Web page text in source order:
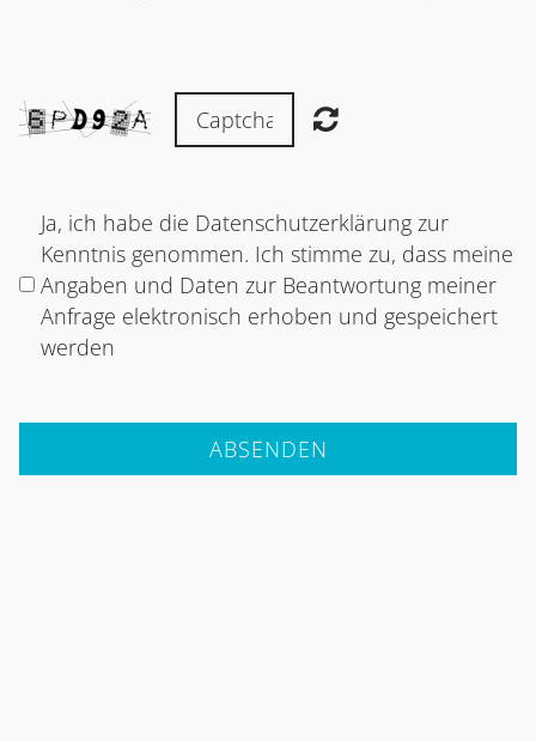
Ja, ich habe die Datenschutzerklärung zur
Kenntnis genommen. Ich stimme zu, dass meine
Angaben und Daten zur Beantwortung meiner
Anfrage elektronisch erhoben und gespeichert
werden
ABSENDEN